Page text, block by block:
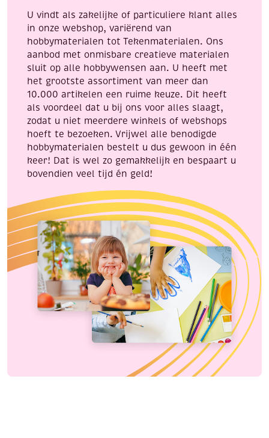
aantal
U vindt als zakelijke of particuliere klant alles
in onze webshop, variërend van
hobbymaterialen tot Tekenmaterialen. Ons
aanbod met onmisbare creatieve materialen
sluit op alle hobbywensen aan. U heeft met
het grootste assortiment van meer dan
10.000 artikelen een ruime keuze. Dit heeft
als voordeel dat u bij ons voor alles slaagt,
zodat u niet meerdere winkels of webshops
hoeft te bezoeken. Vrijwel alle benodigde
hobbymaterialen bestelt u dus gewoon in één
keer! Dat is wel zo gemakkelijk en bespaart u
bovendien veel tijd én geld!